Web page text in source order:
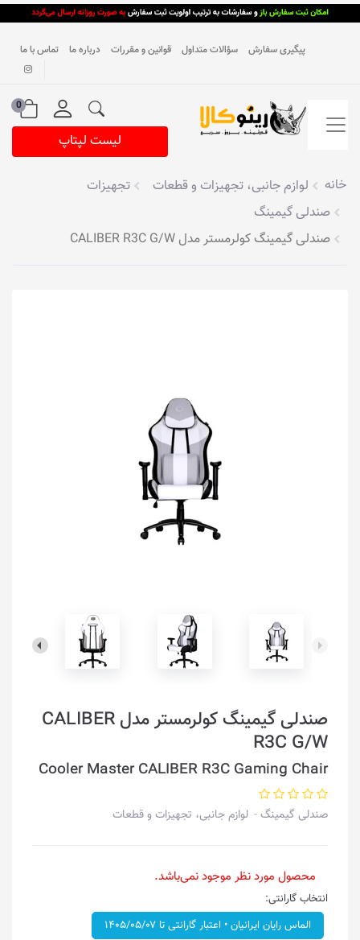
پیگیری سفارش سؤالات متداول قوانین و مقررات درباره ما تماس با ما
0
لیست لپتاپ
خانه لوازم جانبی، تجهیزات و قطعات
تجهیزات
صندلی گیمینگ
صندلی گیمینگ کولرمستر مدل CALIBER R3C G/W
صندلی گیمینگ کولرمستر مدل CALIBER
R3C G/W
Cooler Master CALIBER R3C Gaming Chair
صندلی گیمینگ لوازم جانبی، تجهیزات و قطعات
محصول مورد نظر موجود نمی‌باشد.
انتخاب گارانتی:
الماس رایان ایرانیان • اعتبار گارانتی تا ۱۴۰۵/۰۵/۰۷